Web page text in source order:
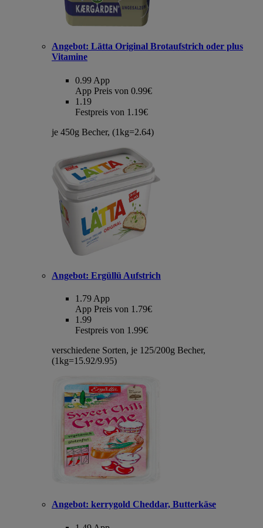
Angebot: Lätta Original Brotaufstrich oder plus
Vitamine
0.99 App
App Preis von 0.99€
1.19
Festpreis von 1.19€
je 450g Becher, (1kg=2.64)
Angebot: Ergüllü Aufstrich
1.79 App
App Preis von 1.79€
1.99
Festpreis von 1.99€
verschiedene Sorten, je 125/200g Becher,
(1kg=15.92/9.95)
Angebot: kerrygold Cheddar, Butterkäse